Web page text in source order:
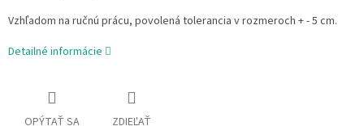
Vzhľadom na ručnú prácu, povolená tolerancia v rozmeroch + - 5 cm.
Detailné informácie
OPÝTAŤ SA ZDIEĽAŤ